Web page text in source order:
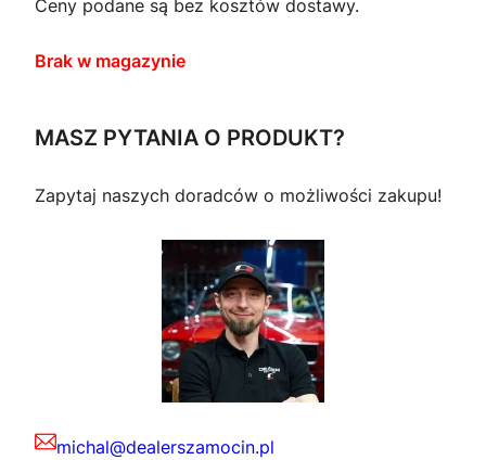
Ceny podane są bez kosztów dostawy.
Brak w magazynie
MASZ PYTANIA O PRODUKT?
Zapytaj naszych doradców o możliwości zakupu!
michal@dealerszamocin.pl